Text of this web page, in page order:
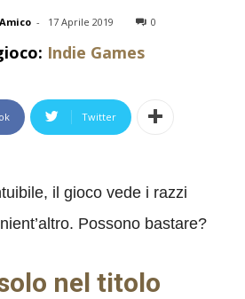
- 17 Aprile 2019 0
Indie Games
Twitter
il gioco vede i razzi
Possono bastare?
nel titolo